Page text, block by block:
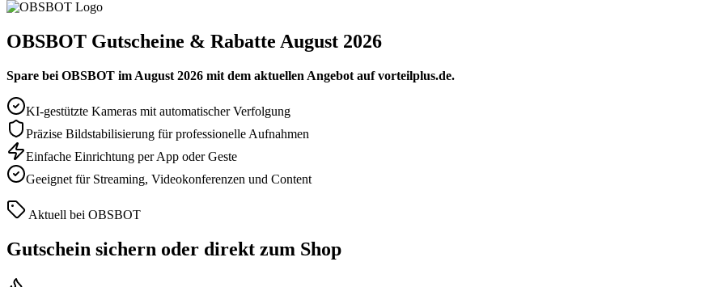
OBSBOT Gutscheine & Rabatte August 2026
Spare bei OBSBOT im August 2026 mit dem aktuellen Angebot auf vorteilplus.de.
KI-gestützte Kameras mit automatischer Verfolgung
Präzise Bildstabilisierung für professionelle Aufnahmen
Einfache Einrichtung per App oder Geste
Geeignet für Streaming, Videokonferenzen und Content
Aktuell bei OBSBOT
Gutschein sichern oder direkt zum Shop